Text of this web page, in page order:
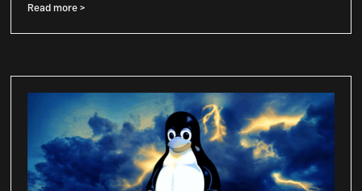
Read more >